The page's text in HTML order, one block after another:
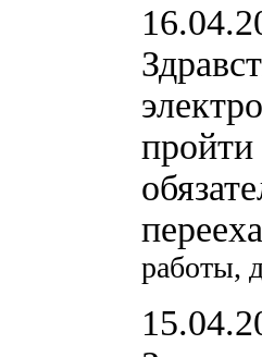
работы,